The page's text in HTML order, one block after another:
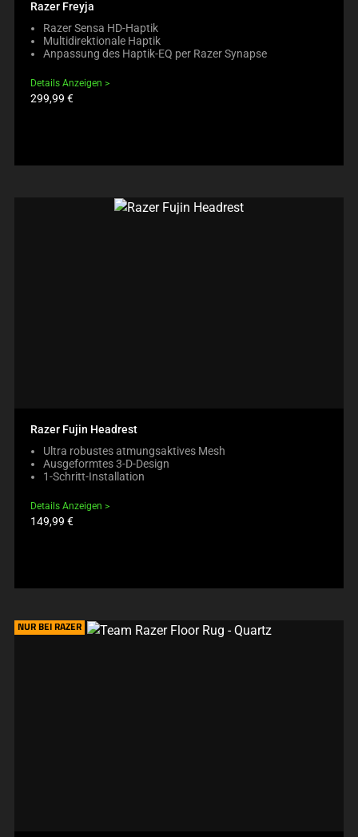
Razer Freyja
Razer Sensa HD-Haptik
Multidirektionale Haptik
Anpassung des Haptik-EQ per Razer Synapse
Details Anzeigen
Produktpreis:
299,99 €
Razer Fujin Headrest
Ultra robustes atmungsaktives Mesh
Ausgeformtes 3-D-Design
1-Schritt-Installation
Details Anzeigen
Produktpreis:
149,99 €
NUR BEI RAZER